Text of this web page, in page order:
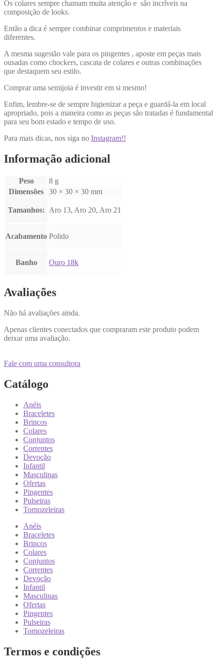
Os colares sempre chamam muita atenção e são incríveis na
composição de looks.
Então a dica é sempre combinar comprimentos e materiais
diferentes.
A mesma sugestão vale para os pingentes , aposte em peças mais
ousadas como chockers, cascata de colares e outras combinações
que destaquem seu estilo.
Comprar uma semijoia é investir em si mesmo!
Enfim, lembre-se de sempre higienizar a peça e guardá-la em local
apropriado, pois a maneira como as peças são tratadas é fundamental
para seu bom estado e tempo de uso.
Para mais dicas, nos siga no Instagram!!
Informação adicional
Peso
8 g
Dimensões
30 × 30 × 30 mm
Tamanhos: Aro 13, Aro 20, Aro 21
Acabamento Polido
Banho Ouro 18k
Avaliações
Não há avaliações ainda.
Apenas clientes conectados que compraram este produto podem
deixar uma avaliação.
Fale com uma consultora
Catálogo
Anéis
Braceletes
Brincos
Colares
Conjuntos
Correntes
Devoção
Infantil
Masculinas
Ofertas
Pingentes
Pulseiras
Tornozeleiras
Anéis
Braceletes
Brincos
Colares
Conjuntos
Correntes
Devoção
Infantil
Masculinas
Ofertas
Pingentes
Pulseiras
Tornozeleiras
Termos e condições